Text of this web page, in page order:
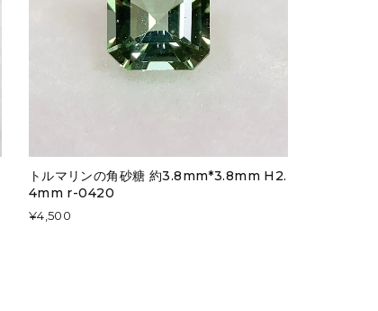
トルマリンの角砂糖 約3.8mm*3.8mm H2.
4mm r-0420
¥4,500